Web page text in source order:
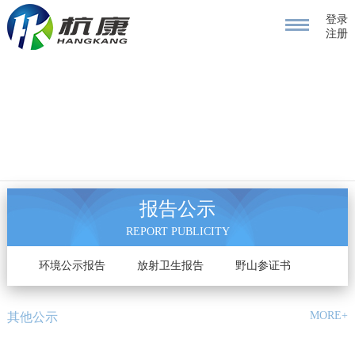
登录
注册
报告公示
REPORT PUBLICITY
环境公示报告 放射卫生报告 野山参证书
其他公示 MORE+